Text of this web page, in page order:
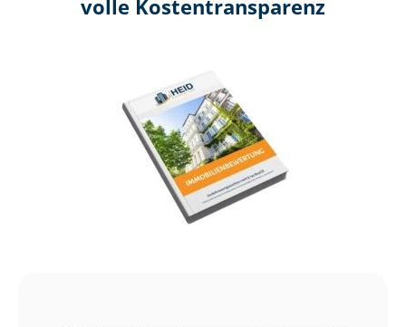
volle Kosten­transparenz